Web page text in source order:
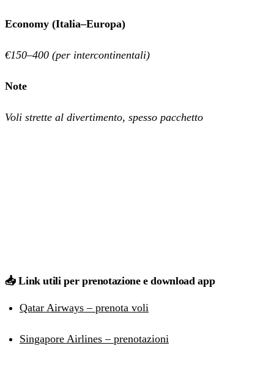
Economy (Italia–Europa)
€150–400 (per intercontinentali)
Note
Voli strette al divertimento, spesso pacchetto
📥 Link utili per prenotazione e download app
Qatar Airways – prenota voli
Singapore Airlines – prenotazioni